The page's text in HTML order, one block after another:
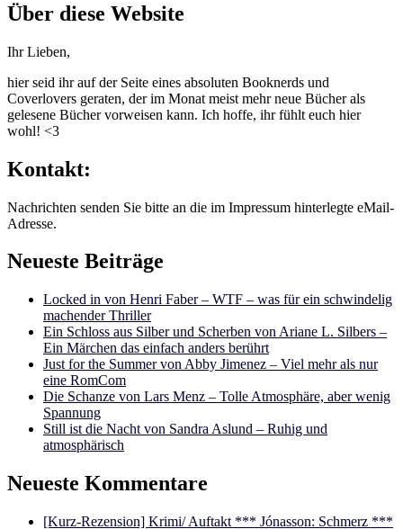
Über diese Website
Ihr Lieben,
hier seid ihr auf der Seite eines absoluten Booknerds und
Coverlovers geraten, der im Monat meist mehr neue Bücher als
gelesene Bücher vorweisen kann. Ich hoffe, ihr fühlt euch hier
wohl! <3
Kontakt:
Nachrichten senden Sie bitte an die im Impressum hinterlegte eMail-
Adresse.
Neueste Beiträge
Locked in von Henri Faber – WTF – was für ein schwindelig
machender Thriller
Ein Schloss aus Silber und Scherben von Ariane L. Silbers –
Ein Märchen das einfach anders berührt
Just for the Summer von Abby Jimenez – Viel mehr als nur
eine RomCom
Die Schanze von Lars Menz – Tolle Atmosphäre, aber wenig
Spannung
Still ist die Nacht von Sandra Aslund – Ruhig und
atmosphärisch
Neueste Kommentare
[Kurz-Rezension] Krimi/ Auftakt *** Jónasson: Schmerz ***